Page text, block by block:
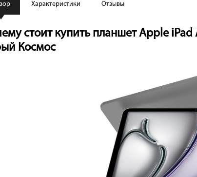
Характеристики Отзывы
стоит купить планшет Apple iPad
Космос